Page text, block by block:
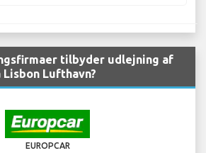
tilbyder udlejning af
Lufthavn?
EUROPCAR